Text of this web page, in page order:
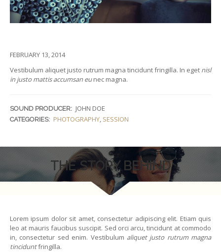
FEBRUARY 13, 2014
Vestibulum aliquet justo rutrum magna tincidunt fringilla. In eget nisl
in justo mattis accumsan eunec magna.
SOUND PRODUCER: JOHN DOE
CATEGORIES: PHOTOGRAPHY, SESSION
THE STORY BEHIND
Lorem ipsum dolor sit amet, consectetur adipiscing elit. Etiam quis
leo at mauris faucibus suscipit. Sed orci arcu, tincidunt at commodo
in, consectetur sed enim. Vestibulum aliquet justo rutrum magna
tinciduntfringilla.